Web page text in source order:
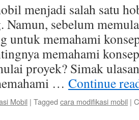
menjadi salah satu
Namun, sebelum
untuk memahami
memahami
proyek? Simak
… Continue
Mobil | Tagged cara modifikasi mobil |